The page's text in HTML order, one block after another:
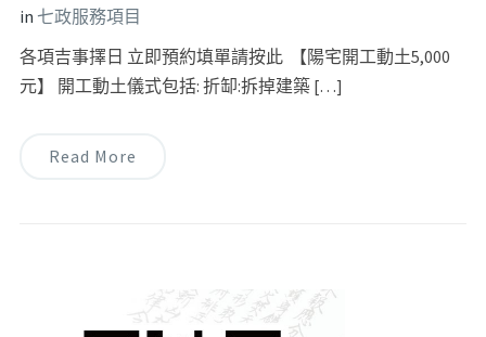
in 七政服務項目
各項吉事擇日 立即預約填單請按此 【陽宅開工動土5,000
元】 開工動土儀式包括: 折缷:拆掉建築 […]
Read More